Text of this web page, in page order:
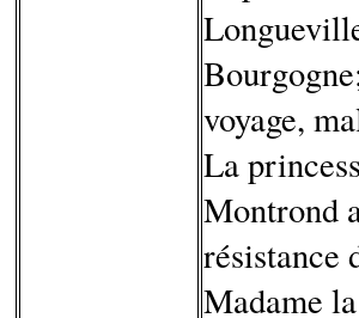
voyage,
La
Montrond
résistance
Madame